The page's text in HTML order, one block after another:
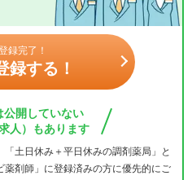
録完了！
録する！
公開していない
人）もあります
「土日休み＋平日休みの調剤薬局」と
剤師」に登録済みの方に優先的にご